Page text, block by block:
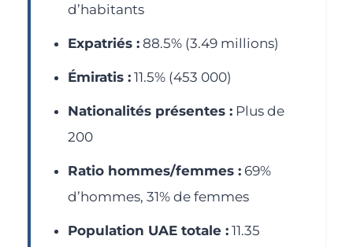
d’habitants
Expatriés :88.5% (3.49 millions)
Émiratis :11.5% (453 000)
Nationalités présentes :Plus de
200
Ratio hommes/femmes :69%
d’hommes, 31% de femmes
Population UAE totale :11.35